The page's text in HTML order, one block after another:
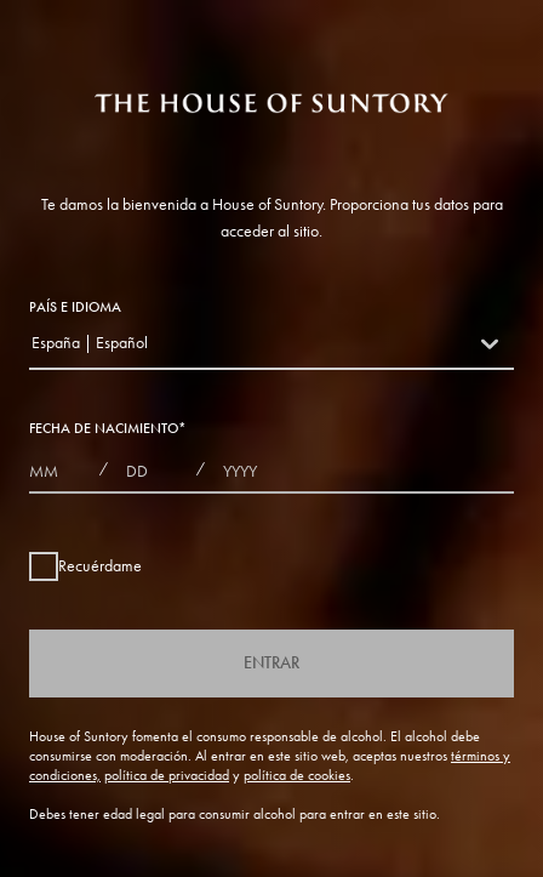
Te damos la bienvenida a House of Suntory. Proporciona tus datos para
acceder al sitio.
PAÍS E IDIOMA
countryDropdown
España | Español
FECHA DE NACIMIENTO*
MONTHS
/ DAYS / YEAR
Recuérdame
ENTRAR
House of Suntory fomenta el consumo responsable de alcohol. El alcohol debe
consumirse con moderación. Al entrar en este sitio web, aceptas nuestros términos y
condiciones, política de privacidad y política de cookies.
Debes tener edad legal para consumir alcohol para entrar en este sitio.